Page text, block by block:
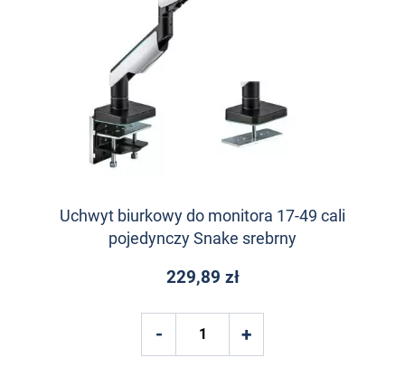
Uchwyt biurkowy do monitora 17-49 cali
pojedynczy Snake srebrny
229,89 zł